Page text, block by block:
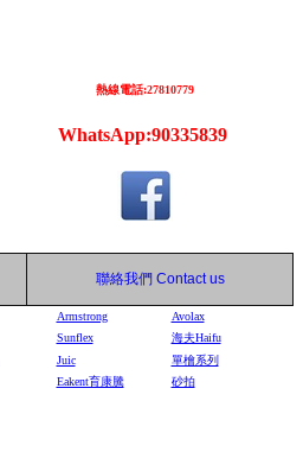
熱線電話:27810779
WhatsApp:90335839
聯絡我們 Contact us
Armstrong
Avolax
Sunflex
海夫Haifu
Juic
單檜系列
Eakent育康騰 砂拍